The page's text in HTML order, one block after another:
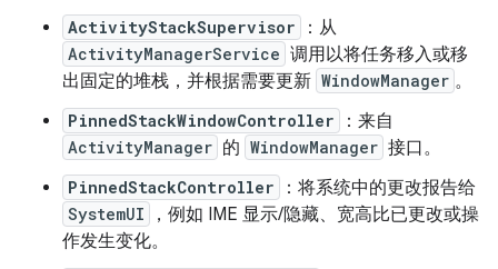
ActivityStackSupervisor ：从
ActivityManagerService 调用以将任务移入或移
出固定的堆栈，并根据需要更新 WindowManager 。
PinnedStackWindowController ：来自
ActivityManager 的 WindowManager 接口。
PinnedStackController ：将系统中的更改报告给
SystemUI
，例如 IME 显示/隐藏、宽高比已更改或操
作发生变化。